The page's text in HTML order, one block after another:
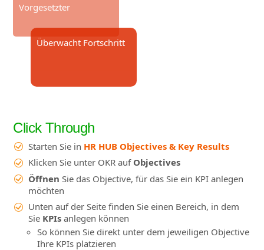
Vorgesetzter
Überwacht Fortschritt
Click Through
Starten Sie in HR HUB Objectives & Key Results
Klicken Sie unter OKR auf Objectives
Öffnen Sie das Objective, für das Sie ein KPI anlegen
möchten
Unten auf der Seite finden Sie einen Bereich, in dem
Sie KPIs anlegen können
So können Sie direkt unter dem jeweiligen Objective
Ihre KPIs platzieren